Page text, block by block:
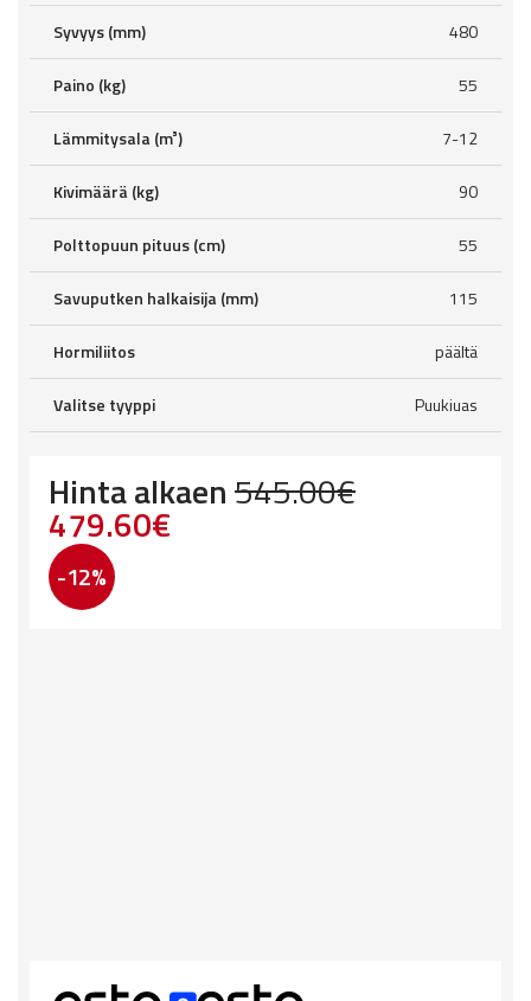
Syvyys (mm) 480
Paino (kg) 55
Lämmitysala (m³) 7-12
Kivimäärä (kg) 90
Polttopuun pituus (cm) 55
Savuputken halkaisija (mm) 115
Hormiliitos päältä
Valitse tyyppi Puukiuas
Hinta alkaen545.00€
Original
price
was:
545.00€.
479.60€
-12%